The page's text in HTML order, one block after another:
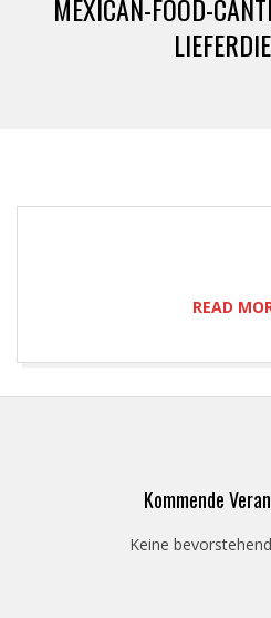
MEXICAN-FOOD-
READ
Kommende
Keine